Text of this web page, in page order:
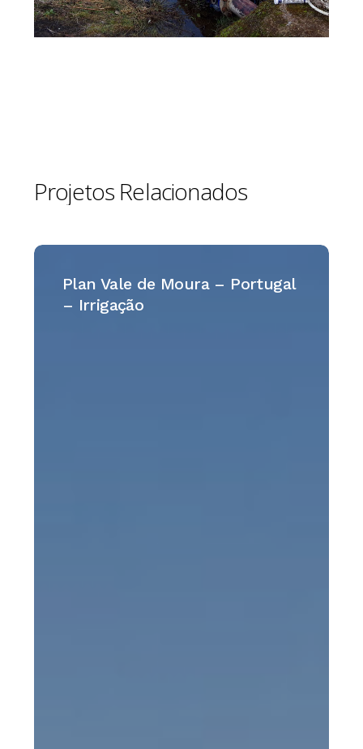
Projetos Relacionados
Plan
Plan Vale de Moura – Portugal
– Irrigação